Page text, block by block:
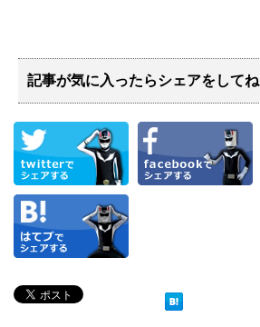
記事が気に入ったらシェアをしてね